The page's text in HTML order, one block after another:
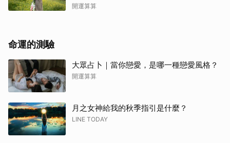
開運算算
命運的測驗
大眾占卜｜當你戀愛，是哪一種戀愛風格？
開運算算
月之女神給我的秋季指引是什麼？
LINE TODAY